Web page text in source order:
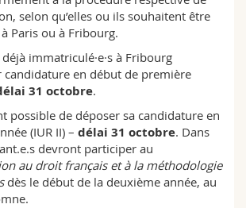
selon qu’elles ou ils souhaitent être
Paris ou à Fribourg.
déjà immatriculé·e·s à Fribourg
candidature en début de première
31 octobre.
possible de déposer sa candidature en
(IUR II) – délai 31 octobre. Dans
devront participer au
au droit français et à la méthodologie
dès le début de la deuxième année, au